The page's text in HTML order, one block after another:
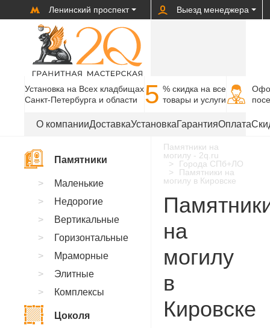
Ленинский проспект Выезд менеджера
Установка на Всех кладбищах
Санкт-Петербурга и области
5 % cкидка на все
товары и услуги
О компанииДоставкаУстановкаГарантияОплата
Памятники на
могилу - 2q.ru
Города СПб+ЛО
Памятники на
могилу в Кировске
на
могилу
в
Кировске
Памятники
Маленькие
Недорогие
Вертикальные
Горизонтальные
Мраморные
Элитные
Комплексы
Цоколя